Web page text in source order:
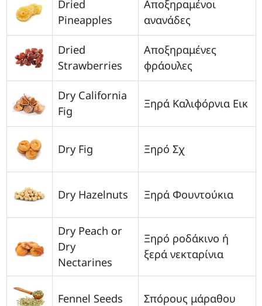
Dried
Pineapples
Αποξηραμένοι
ανανάδες
Dried
Strawberries
Αποξηραμένες
φράουλες
Dry California
Fig
Ξηρά Καλιφόρνια Εικ
Dry Fig Ξηρό Σχ
Dry Hazelnuts Ξηρά Φουντούκια
Dry Peach or
Dry
Nectarines
Ξηρό ροδάκινο ή
ξερά νεκταρίνια
Fennel Seeds Σπόρους μάραθου